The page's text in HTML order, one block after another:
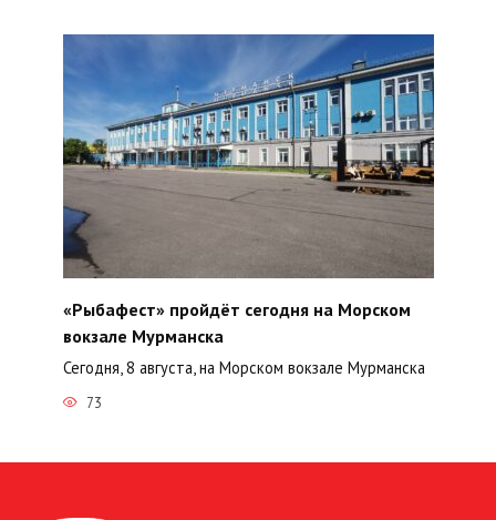
«Рыбафест» пройдёт сегодня на Морском
вокзале Мурманска
Сегодня, 8 августа, на Морском вокзале Мурманска
73